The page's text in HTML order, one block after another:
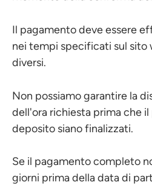
Il pagamento deve essere
nei tempi specificati sul sito
diversi.
Non possiamo garantire la
dell'ora richiesta prima che
deposito siano finalizzati.
Se il pagamento completo
giorni prima della data di